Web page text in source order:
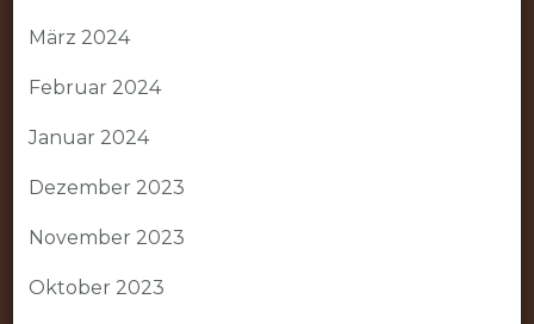
März 2024
Februar 2024
Januar 2024
Dezember 2023
November 2023
Oktober 2023